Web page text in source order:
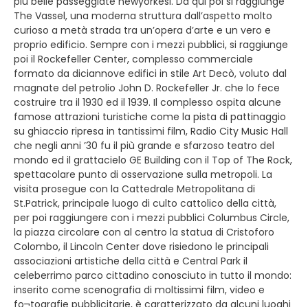
The Vassel, una moderna struttura dall’aspetto molto
curioso a metà strada tra un’opera d’arte e un vero e
proprio edificio. Sempre con i mezzi pubblici, si raggiunge
poi il Rockefeller Center, complesso commerciale
formato da diciannove edifici in stile Art Decò, voluto dal
magnate del petrolio John D. Rockefeller Jr. che lo fece
costruire tra il 1930 ed il 1939. Il complesso ospita alcune
famose attrazioni turistiche come la pista di pattinaggio
su ghiaccio ripresa in tantissimi film, Radio City Music Hall
che negli anni ’30 fu il più grande e sfarzoso teatro del
mondo ed il grattacielo GE Building con il Top of The Rock,
spettacolare punto di osservazione sulla metropoli. La
visita prosegue con la Cattedrale Metropolitana di
St.Patrick, principale luogo di culto cattolico della città,
per poi raggiungere con i mezzi pubblici Columbus Circle,
la piazza circolare con al centro la statua di Cristoforo
Colombo, il Lincoln Center dove risiedono le principali
associazioni artistiche della città e Central Park il
celeberrimo parco cittadino conosciuto in tutto il mondo:
inserito come scenografia di moltissimi film, video e
fo¬tografie pubblicitarie, è caratterizzato da alcuni luoghi